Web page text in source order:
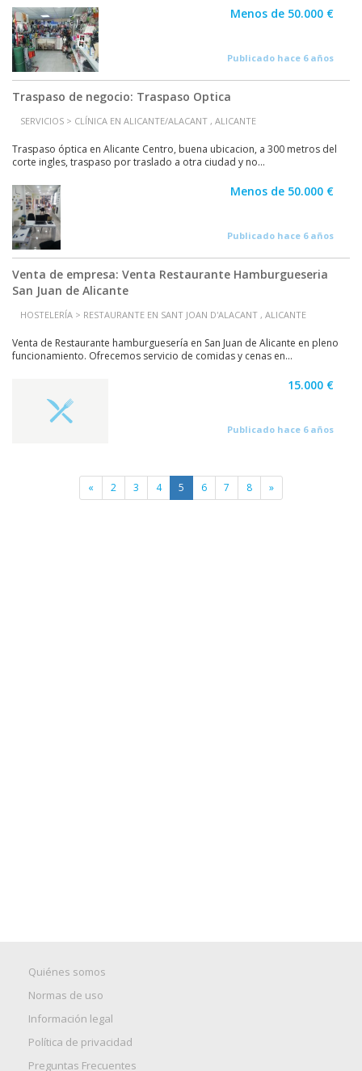
Menos de 50.000 €
Publicado hace 6 años
Traspaso de negocio: Traspaso Optica
SERVICIOS > CLÍNICA EN ALICANTE/ALACANT , ALICANTE
Traspaso óptica en Alicante Centro, buena ubicacion, a 300 metros del
corte ingles, traspaso por traslado a otra ciudad y no...
Menos de 50.000 €
Publicado hace 6 años
Venta de empresa: Venta Restaurante Hamburgueseria
San Juan de Alicante
HOSTELERÍA > RESTAURANTE EN SANT JOAN D'ALACANT , ALICANTE
Venta de Restaurante hamburguesería en San Juan de Alicante en pleno
funcionamiento. Ofrecemos servicio de comidas y cenas en...
15.000 €
Publicado hace 6 años
« 2 3 4 5 6 7 8 »
Quiénes somos
Normas de uso
Información legal
Política de privacidad
Preguntas Frecuentes